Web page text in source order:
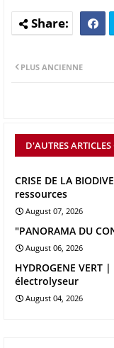
PLUS ANCIENNE
D'AUTRES
CRISE DE LA
ressources
August 07, 2026
"PANORAMA DU
August 06, 2026
HYDROGENE
électrolyseur
August 04, 2026